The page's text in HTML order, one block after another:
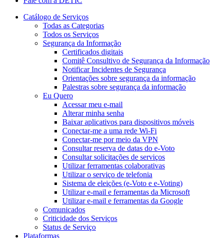
Catálogo de Serviços
Todas as Categorias
Todos os Serviços
Segurança da Informação
Certificados digitais
Comitê Consultivo de Segurança da Informação
Notificar Incidentes de Segurança
Orientações sobre segurança da informação
Palestras sobre segurança da informação
Eu Quero
Acessar meu e-mail
Alterar minha senha
Baixar aplicativos para dispositivos móveis
Conectar-me a uma rede Wi-Fi
Conectar-me por meio da VPN
Consultar reserva de datas do e-Voto
Consultar solicitações de serviços
Utilizar ferramentas colaborativas
Utilizar o serviço de telefonia
Sistema de eleições (e-Voto e e-Voting)
Utilizar e-mail e ferramentas da Microsoft
Utilizar e-mail e ferramentas da Google
Comunicados
Criticidade dos Serviços
Status de Serviço
Plataformas